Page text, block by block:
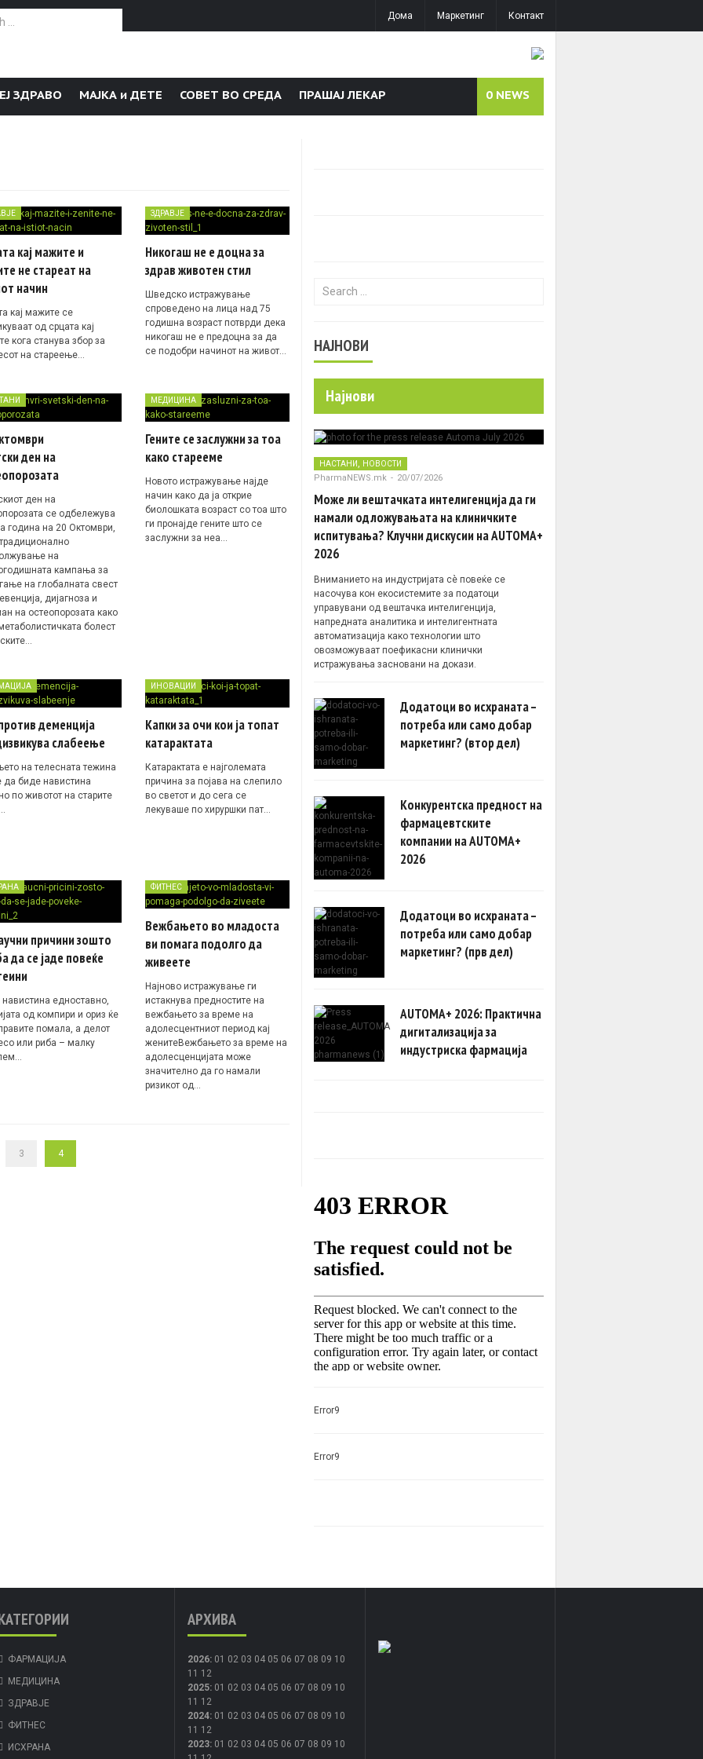
Дома Маркетинг Контакт
ЗДРАВО МАЈКА и ДЕТЕ СОВЕТ ВО СРЕДА ПРАШАЈ ЛЕКАР 0 NEWS
кај мажите и
не стареат на
начин
кај мажите се
од срцата кај
кога станува збор за
на стареење…
ЗДРАВЈЕ
Никогаш не е доцна за
здрав животен стил
Шведско истражување
спроведено на лица над 75
годишна возраст потврди дека
никогаш не е предоцна за да
се подобри начинот на живот…
ден на
ден на
се одбележува
година на 20 Октомври,
на
кампања за
на глобалната свест
дијагноза и
на остеопорозата како
болест
МЕДИЦИНА
Гените се заслужни за тоа
како старееме
Новото истражување најде
начин како да ја открие
биолошката возраст со тоа што
ги пронајде гените што се
заслужни за неа…
деменција
слабеење
на телесната тежина
биде навистина
по животот на старите
ИНОВАЦИИ
Капки за очи кои ја топат
катарактата
Катарактата е најголемата
причина за појава на слепило
во светот и до сега се
лекуваше по хируршки пат…
причини зошто
да се јаде повеќе
навистина едноставно,
од компири и ориз ќе
помала, а делот
или риба – малку
ФИТНЕС
Вежбањето во младоста
ви помага подолго да
живеете
Најново истражување ги
истакнува предностите на
вежбањето за време на
адолесцентниот период кај
женитеВежбањето за време на
адолесценцијата може
значително да го намали
ризикот од…
3 4
Search for:
НАЈНОВИ
Најнови
НАСТАНИ НОВОСТИ
PharmaNEWS.mk - 20/07/2026
Може ли вештачката интелигенција да ги
намали одложувањата на клиничките
испитувања? Клучни дискусии на AUTOMA+
2026
Вниманието на индустријата сè повеќе се
насочува кон екосистемите за податоци
управувани од вештачка интелигенција,
напредната аналитика и интелигентната
автоматизација како технологии што
овозможуваат поефикасни клинички
истражувања засновани на докази.
Додатоци во исхраната –
потреба или само добар
маркетинг? (втор дел)
Конкурентска предност на
фармацевтските
компании на AUTOMA+
2026
Додатоци во исхраната –
потреба или само добар
маркетинг? (прв дел)
AUTOMA+ 2026: Практична
дигитализација за
индустриска фармација
Error9
Error9
ФАРМАЦИЈА
МЕДИЦИНА
ЗДРАВЈЕ
ФИТНЕС
ИСХРАНА
АРХИВА
2026: 01 02 03 04 05 06 07 08 09 10
11 12
2025: 01 02 03 04 05 06 07 08 09 10
11 12
2024: 01 02 03 04 05 06 07 08 09 10
11 12
2023: 01 02 03 04 05 06 07 08 09 10